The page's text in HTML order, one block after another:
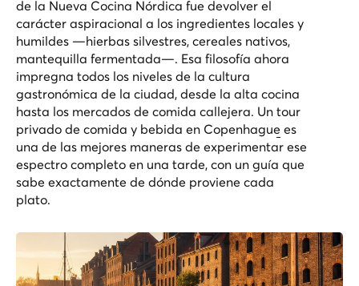
de la Nueva Cocina Nórdica fue devolver el
carácter aspiracional a los ingredientes locales y
humildes —hierbas silvestres, cereales nativos,
mantequilla fermentada—. Esa filosofía ahora
impregna todos los niveles de la cultura
gastronómica de la ciudad, desde la alta cocina
hasta los mercados de comida callejera. Un tour
privado de comida y bebida en Copenhague es
una de las mejores maneras de experimentar ese
espectro completo en una tarde, con un guía que
sabe exactamente de dónde proviene cada
plato.